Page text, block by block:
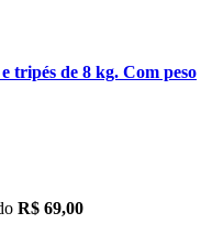
tripés de 8 kg. Com peso
R$ 69,00